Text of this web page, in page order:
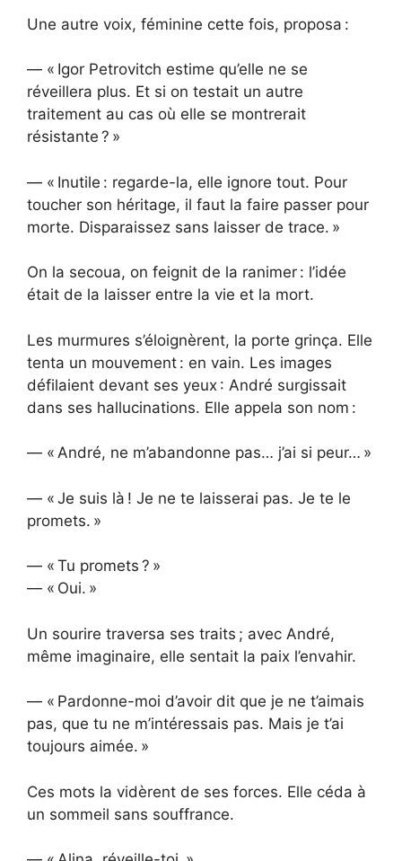
Une autre voix, féminine cette fois, proposa :
— « Igor Petrovitch estime qu’elle ne se
réveillera plus. Et si on testait un autre
traitement au cas où elle se montrerait
résistante ? »
— « Inutile : regarde-la, elle ignore tout. Pour
toucher son héritage, il faut la faire passer pour
morte. Disparaissez sans laisser de trace. »
On la secoua, on feignit de la ranimer : l’idée
était de la laisser entre la vie et la mort.
Les murmures s’éloignèrent, la porte grinça. Elle
tenta un mouvement : en vain. Les images
défilaient devant ses yeux : André surgissait
dans ses hallucinations. Elle appela son nom :
— « André, ne m’abandonne pas… j’ai si peur… »
— « Je suis là ! Je ne te laisserai pas. Je te le
promets. »
— « Tu promets ? »
— « Oui. »
Un sourire traversa ses traits ; avec André,
même imaginaire, elle sentait la paix l’envahir.
— « Pardonne-moi d’avoir dit que je ne t’aimais
pas, que tu ne m’intéressais pas. Mais je t’ai
toujours aimée. »
Ces mots la vidèrent de ses forces. Elle céda à
un sommeil sans souffrance.